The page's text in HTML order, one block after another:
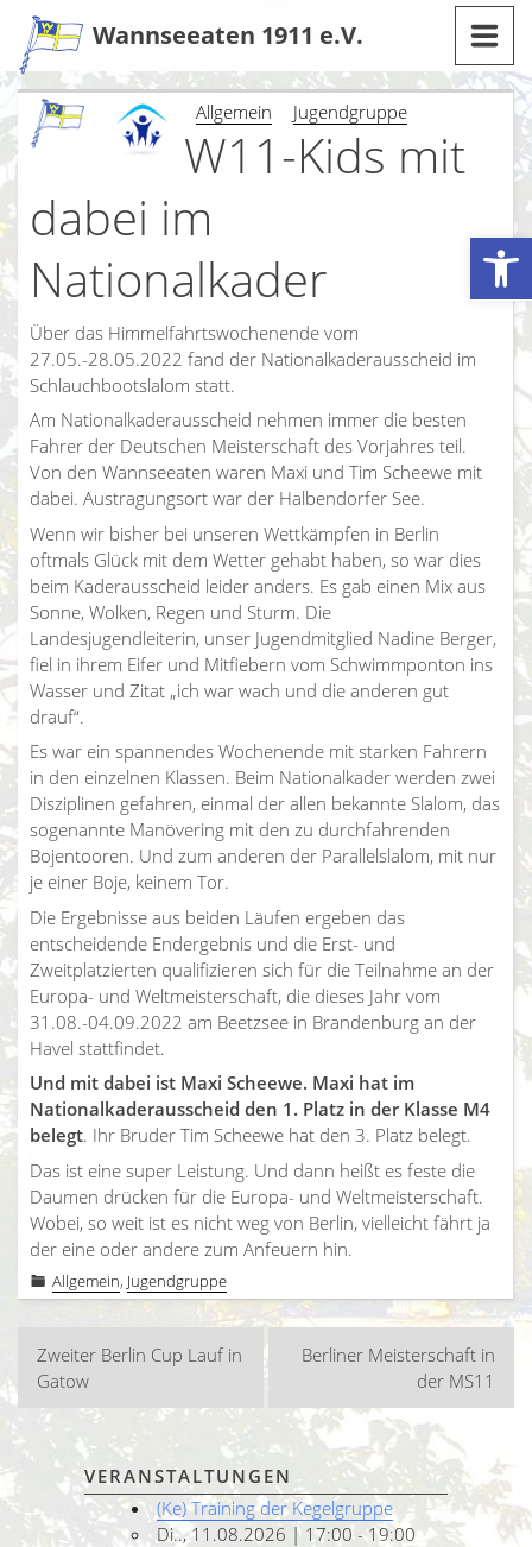
Werkzeugleiste öffnen
Zum
Inhalt
Wannseeaten 1911 e.V.
Allgemein Jugendgruppe
W11-Kids mit
dabei im
Nationalkader
Über das Himmelfahrtswochenende vom
27.05.-28.05.2022 fand der Nationalkaderausscheid im
Schlauchbootslalom statt.
Am Nationalkaderausscheid nehmen immer die besten
Fahrer der Deutschen Meisterschaft des Vorjahres teil.
Von den Wannseeaten waren Maxi und Tim Scheewe mit
dabei. Austragungsort war der Halbendorfer See.
Wenn wir bisher bei unseren Wettkämpfen in Berlin
oftmals Glück mit dem Wetter gehabt haben, so war dies
beim Kaderausscheid leider anders. Es gab einen Mix aus
Sonne, Wolken, Regen und Sturm. Die
Landesjugendleiterin, unser Jugendmitglied Nadine Berger,
fiel in ihrem Eifer und Mitfiebern vom Schwimmponton ins
Wasser und Zitat „ich war wach und die anderen gut
drauf“.
Es war ein spannendes Wochenende mit starken Fahrern
in den einzelnen Klassen. Beim Nationalkader werden zwei
Disziplinen gefahren, einmal der allen bekannte Slalom, das
sogenannte Manövering mit den zu durchfahrenden
Bojentooren. Und zum anderen der Parallelslalom, mit nur
je einer Boje, keinem Tor.
Die Ergebnisse aus beiden Läufen ergeben das
entscheidende Endergebnis und die Erst- und
Zweitplatzierten qualifizieren sich für die Teilnahme an der
Europa- und Weltmeisterschaft, die dieses Jahr vom
31.08.-04.09.2022 am Beetzsee in Brandenburg an der
Havel stattfindet.
Und mit dabei ist Maxi Scheewe. Maxi hat im
Nationalkaderausscheid den 1. Platz in der Klasse M4
belegt. Ihr Bruder Tim Scheewe hat den 3. Platz belegt.
Das ist eine super Leistung. Und dann heißt es feste die
Daumen drücken für die Europa- und Weltmeisterschaft.
Wobei, so weit ist es nicht weg von Berlin, vielleicht fährt ja
der eine oder andere zum Anfeuern hin.
Allgemein, Jugendgruppe
Beitragsnavigation
Zweiter Berlin Cup Lauf in
Gatow
Berliner Meisterschaft in
der MS11
VERANSTALTUNGEN
(Ke) Training der Kegelgruppe
Di.., 11.08.2026 | 17:00 - 19:00